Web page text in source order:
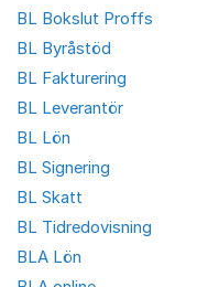
BL Bokslut Proffs
BL Byråstöd
BL Fakturering
BL Leverantör
BL Lön
BL Signering
BL Skatt
BL Tidredovisning
BLA Lön